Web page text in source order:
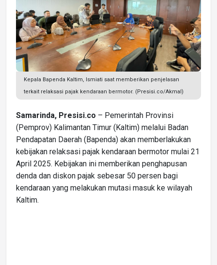
Kepala Bapenda Kaltim, Ismiati saat memberikan penjelasan
terkait relaksasi pajak kendaraan bermotor. (Presisi.co/Akmal)
Samarinda, Presisi.co – Pemerintah Provinsi
(Pemprov) Kalimantan Timur (Kaltim) melalui Badan
Pendapatan Daerah (Bapenda) akan memberlakukan
kebijakan relaksasi pajak kendaraan bermotor mulai 21
April 2025. Kebijakan ini memberikan penghapusan
denda dan diskon pajak sebesar 50 persen bagi
kendaraan yang melakukan mutasi masuk ke wilayah
Kaltim.